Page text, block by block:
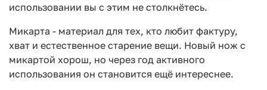
использовании вы с этим не столкнётесь.
Микарта - материал для тех, кто любит фактуру,
хват и естественное старение вещи. Новый нож с
микартой хорош, но через год активного
использования он становится ещё интереснее.